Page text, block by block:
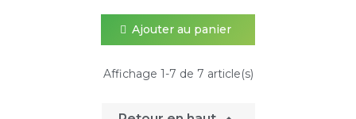
Ajouter au panier
Affichage 1-7 de 7 article(s)